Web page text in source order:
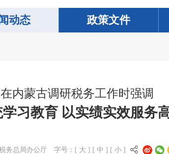
动态 政策文件
内蒙古调研税务工作时强调
习教育 以实绩实效服务
务总局办公厅 字号：[ 大 ] [ 中 ] [ 小 ]